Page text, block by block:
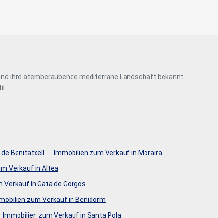
ihre atemberaubende mediterrane Landschaft bekannt
Benitatxell
Immobilien zum Verkauf in Moraira
Verkauf in Altea
Verkauf in Gata de Gorgos
zum Verkauf in Benidorm
Immobilien zum Verkauf in Santa Pola